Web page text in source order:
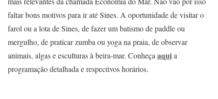
faltar bons motivos para ir até Sines. A oportunidade de visitar o
farol ou a lota de Sines, de fazer um batismo de paddle ou
mergulho, de praticar zumba ou yoga na praia, de observar
animais, algas e esculturas à beira-mar. Conheça aquia
programação detalhada e respectivos horários.